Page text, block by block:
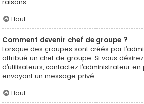
raisons.
Haut
Comment devenir chef de groupe ?
Lorsque des groupes sont créés par
attribué un chef de groupe. Si vous
d’utilisateurs, contactez l’administrateur
envoyant un message privé.
Haut